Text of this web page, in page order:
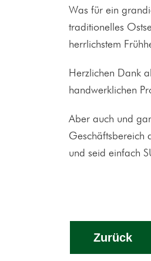
Was für ein
traditionelles
herrlichstem
Herzlichen Dank
handwerklichen
Aber auch und
Geschäftsbereich
und seid einfach
Zurück